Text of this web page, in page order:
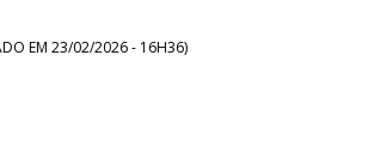
EM 23/02/2026 - 16H36)